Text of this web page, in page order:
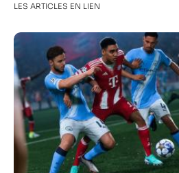
LES ARTICLES EN LIEN